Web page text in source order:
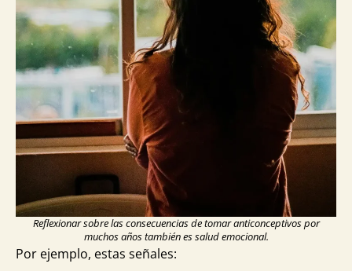
Reflexionar sobre las consecuencias de tomar anticonceptivos por
muchos años también es salud emocional.
Por ejemplo, estas señales: